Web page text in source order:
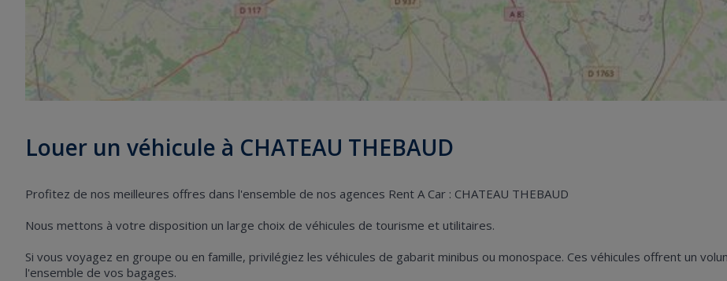
Louer un véhicule à CHATEAU THEBAUD
Profitez de nos meilleures offres dans l'ensemble de nos agences Rent A Car : CHATEAU THEBAUD
Nous mettons à votre disposition un large choix de véhicules de tourisme et utilitaires.
Si vous voyagez en groupe ou en famille, privilégiez les véhicules de gabarit minibus ou monospace. Ces véhicules offrent un
l'ensemble de vos bagages.